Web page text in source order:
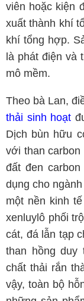
viên hoặc kiện
xuất thành khí
khí tổng hợp.
là phát điện và
mô mềm.
Theo bà Lan,
thải sinh hoạt
Dịch bùn hữu
với than carbon
đất đen
dụng cho
một nền kinh
xenluylô phối
cát, đá lẫn tạp
than hồng duy
chất thải rắn
vậy, toàn bộ